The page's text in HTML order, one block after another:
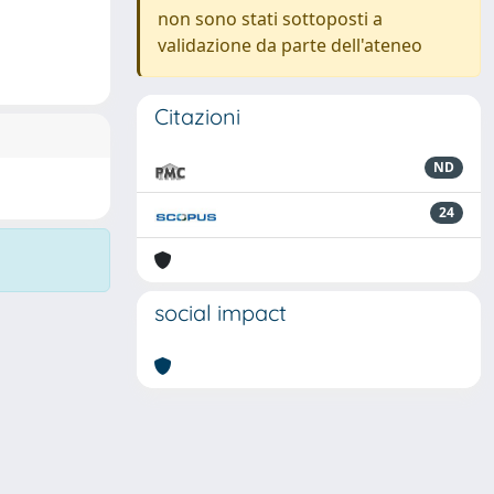
non sono stati sottoposti a
validazione da parte dell'ateneo
Citazioni
ND
24
social impact